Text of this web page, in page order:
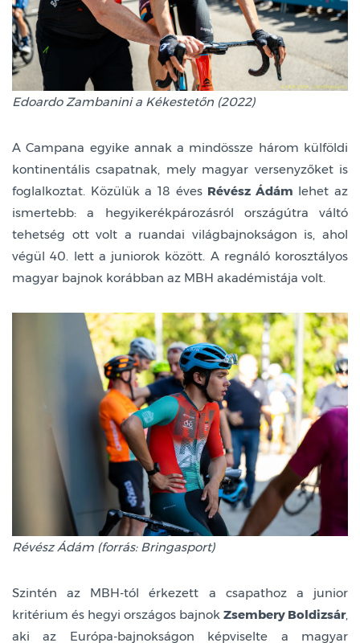
Edoardo Zambanini a Kékestetőn (2022)
A Campana egyike annak a mindössze három külföldi
kontinentális csapatnak, mely magyar versenyzőket is
foglalkoztat. Közülük a 18 éves Révész Ádám lehet az
ismertebb: a hegyikerékpározásról országútra váltó
tehetség ott volt a ruandai világbajnokságon is, ahol
végül 40. lett a juniorok között. A regnáló korosztályos
magyar bajnok korábban az MBH akadémistája volt.
Révész Ádám (forrás: Bringasport)
Szintén az MBH-tól érkezett a csapathoz a junior
kritérium és hegyi országos bajnok Zsembery Boldizsár,
aki az Európa-bajnokságon képviselte a magyar